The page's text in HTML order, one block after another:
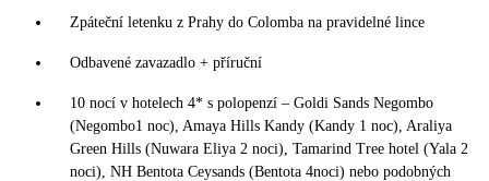
Zpáteční letenku z Prahy do Colomba na pravidelné lince
Odbavené zavazadlo + příruční
10 nocí v hotelech 4* s polopenzí – Goldi Sands Negombo
(Negombo1 noc), Amaya Hills Kandy (Kandy 1 noc), Araliya
Green Hills (Nuwara Eliya 2 noci), Tamarind Tree hotel (Yala 2
noci), NH Bentota Ceysands (Bentota 4noci) nebo podobných